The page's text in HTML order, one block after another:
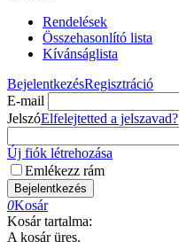
Rendelések
Összehasonlító lista
Kívánságlista
BejelentkezésRegisztráció
E-mail
JelszóElfelejtetted a jelszavad?
Új fiók létrehozása
Emlékezz rám
Bejelentkezés
0Kosár
Kosár tartalma:
A kosár üres.